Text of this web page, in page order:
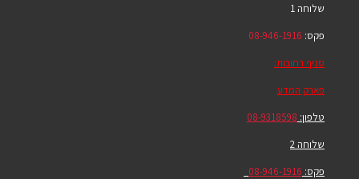
שלוחה 1
פקס: 08-946-1916
סניף רחובות:
פארק המדע
טלפון: 08-9318598
שלוחה 2
פקס: 08-946-1916